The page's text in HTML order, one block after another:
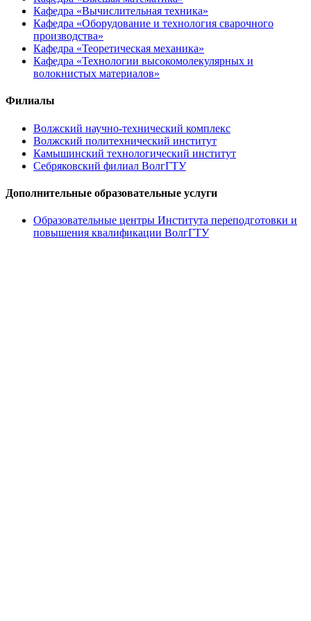
Кафедра «Вычислительная техника»
Кафедра «Оборудование и технология сварочного
производства»
Кафедра «Теоретическая механика»
Кафедра «Технологии высокомолекулярных и
волокнистых материалов»
Филиалы
Волжский научно-технический комплекс
Волжский политехнический институт
Камышинский технологический институт
Себряковский филиал ВолгГТУ
Дополнительные образовательные услуги
Образовательные центры Института переподготовки и
повышения квалификации ВолгГТУ